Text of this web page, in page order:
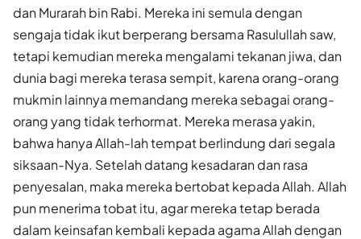
dan Murarah bin Rabi. Mereka ini semula dengan
sengaja tidak ikut berperang bersama Rasulullah saw,
tetapi kemudian mereka mengalami tekanan jiwa, dan
dunia bagi mereka terasa sempit, karena orang-orang
mukmin lainnya memandang mereka sebagai orang-
orang yang tidak terhormat. Mereka merasa yakin,
bahwa hanya Allah-lah tempat berlindung dari segala
siksaan-Nya. Setelah datang kesadaran dan rasa
penyesalan, maka mereka bertobat kepada Allah. Allah
pun menerima tobat itu, agar mereka tetap berada
dalam keinsafan kembali kepada agama Allah dengan